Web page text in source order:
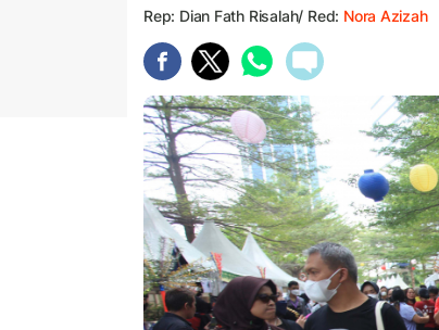
Rep: Dian Fath Risalah/ Red: Nora Azizah